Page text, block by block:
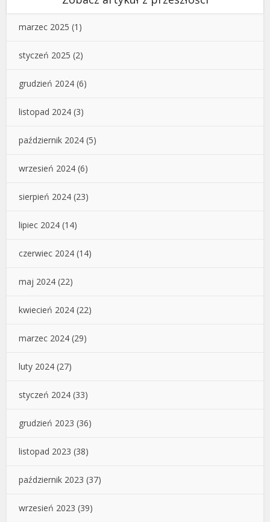
marzec 2025 (1)
styczeń 2025 (2)
grudzień 2024 (6)
listopad 2024 (3)
październik 2024 (5)
wrzesień 2024 (6)
sierpień 2024 (23)
lipiec 2024 (14)
czerwiec 2024 (14)
maj 2024 (22)
kwiecień 2024 (22)
marzec 2024 (29)
luty 2024 (27)
styczeń 2024 (33)
grudzień 2023 (36)
listopad 2023 (38)
październik 2023 (37)
wrzesień 2023 (39)